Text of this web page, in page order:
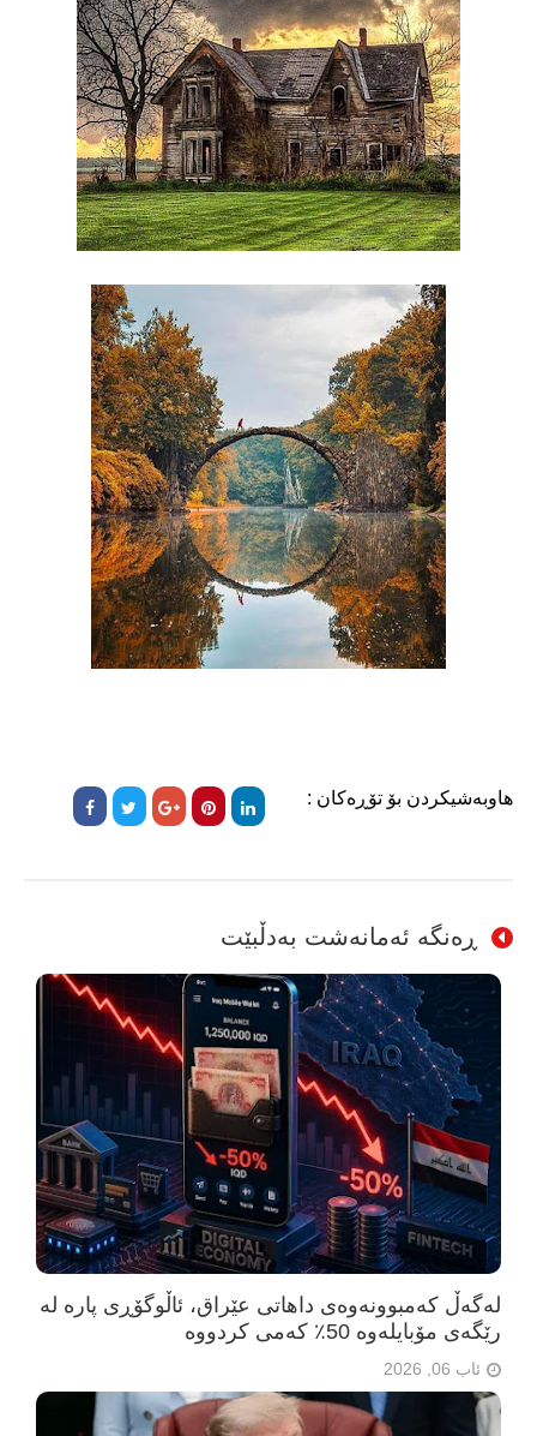
هاوبەشیکردن بۆ تۆڕەکان :
ڕەنگە ئەمانەشت بەدڵبێت
لەگەڵ کەمبوونەوەی داهاتی عێراق، ئاڵوگۆڕی پارە لە
رێگەی مۆبایلەوە 50٪ کەمی کردووە
ئاب 06, 2026